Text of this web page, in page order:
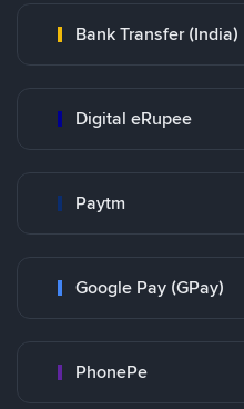
Bank Transfer (India)
Digital eRupee
Paytm
Google Pay (GPay)
PhonePe